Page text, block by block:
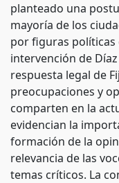
planteado una
mayoría de los
por figuras políticas
intervención de
respuesta legal de
preocupaciones y
comparten en la
evidencian la
formación de la
relevancia de las
temas críticos. La